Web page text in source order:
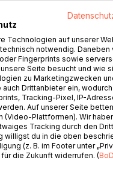
ohne Datum
dass das Museum
über Erinnerungen,
hinterlassen haben.
Helena, Frau Lenz
stößt er auf Liora Vey,
das
leise Phantastik,
stille Frage, was von
sichtbar sind.
Zimmer ohne Zeit ist
Technologien auf unserer
notwendig. Daneben
Fingerprints sowie
Seite besucht und wie
zu Marketingzwecken
Drittanbieter ein,
Tracking-Pixel, IP-
Auf unserer Seite
(Video-Plattformen). Wir
Tracking durch den
willigst du in die oben
(z. B. im Footer unter
die Zukunft widerrufen. (